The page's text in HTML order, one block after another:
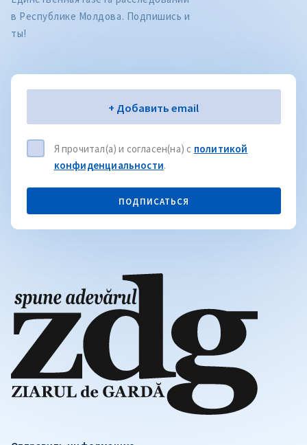
в Республике Молдова. Подпишись и
ты!
Электронная почта+ Добавить email
Я прочитал(а) и согласен(на) с политикой
конфиденциальности.
ПОДПИСАТЬСЯ